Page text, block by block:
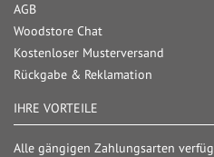
AGB
Woodstore Chat
Kostenloser Musterversand
Rückgabe & Reklamation
IHRE VORTEILE
Alle gängigen Zahlungsarten